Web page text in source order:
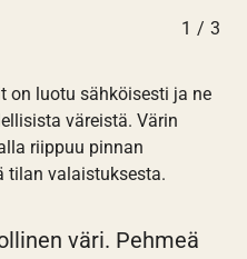
1 / 3
on luotu sähköisesti ja ne
väreistä. Värin
riippuu pinnan
tilan valaistuksesta.
väri. Pehmeä